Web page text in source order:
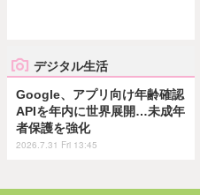
デジタル生活
Google、アプリ向け年齢確認
APIを年内に世界展開…未成年
者保護を強化
2026.7.31 Fri 13:45